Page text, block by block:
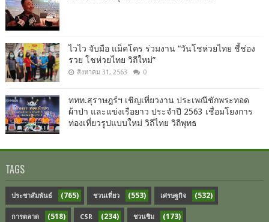
ไวไว จับมือ แม็คโคร ร่วมงาน “วันโชห่วยไทย ชี้ช่อง
รวย โชห่วยไทย วิถีใหม่”
สิงหาคม 31, 2563 0
ททท.สุราษฎร์ฯ เชิญเที่ยวงาน ประเพณีชักพระทอด
ผ้าป่า และแข่งเรือยาว ประจำปี 2563 เชื่อมโยงการ
ท่องเที่ยวรูปแบบใหม่ วิถีไทย วิถีพุทธ
TAGS
ประชาสัมพันธ์ (765) ชวนเที่ยว (553) เศรษฐกิจ (532)
การตลาด (518) CSR (234) ชวนชิม (173)